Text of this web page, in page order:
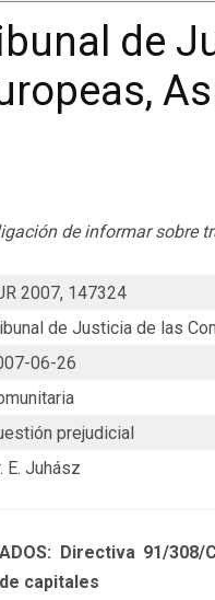
de
de informar sobre
2007, 147324
de Justicia de las
06-26
prejudicial
E. Juhász
Directiva 91/
capitales